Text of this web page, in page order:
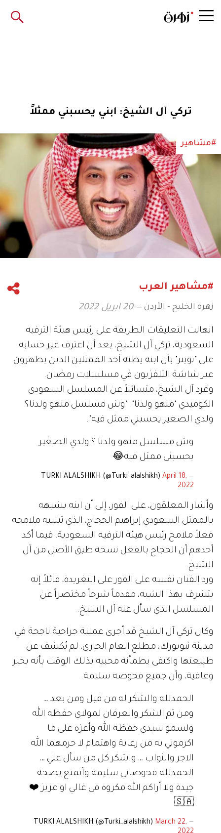
تركي آل الشيخ: ابني يحسبني ممثلاً
#مشاهير
#مشاهير العرب
زهرة الخليج - الأردن 20 ابريل 2022
انهالت التعليقات الطريفة على رئيس هيئة الترفيه
السعودية، تركي آل الشيخ، بعد أن اعترف عبر حسابه
على "تويتر" بأن ابنه يظنه أحد الممثلين الذين يظهرون
عبر شاشة التلفزيون في مسلسلات رمضان.
وغرد آل الشيخ، متسائلاً عن المسلسل السعودي
الكوميدي "منهو ولدنا": "وش مسلسل منهو ولدنا؟
ولدي الصغير يحسبني ممثل فيه".
وش مسلسل منهو ولدنا ؟ ولدي الصغير
يحسبني ممثل فيه😂
— TURKI ALALSHIKH (@Turki_alalshikh)
April 18,
2022
وأشار المعلقون، على الفور، إلى أن ابنه يشبهه
بالممثل السعودي إبراهيم الحجاج، الذي تشبه ملامحه
فعلاً ملامح رئيس هيئة الترفيه السعودية، فيما أكد
أحدهم أن الحجاج بالفعل نسخة طبق الأصل من آل
الشيخ.
ورد الفنان نفسه على الفور على التغريدة، قائلاً إنه
يتشرف بهذا الشبه، مقدماً شرحاً مختصراً عن
المسلسل الذي سأل عنه آل الشيخ.
وكان تركي آل الشيخ قد أجرى عملية جراحية ناجحة في
مدينة نيويورك، مطلع العام الجاري، لم يُكشف عن
طبيعتها واكتفى بطمأنة محبيه بذلك الوقت بأنه بخير
وعافية، وأن جميع فحوصه سليمة.
الحمدلله والشكر له من قبل ومن بعد …
ومن ثم الشكر والعرفان لمولاي حفظه الله
ولسمو سيدي حفظه الله وأعزه على ما
اكرموني به من رعاية واهتمام لا حرمهما الله
الاجر والثواب … واشكر كل من سأل عني …
الحمدلله فحوصاتي سليمة وأتمتع بصحة
جيدة ولا أراكم الله مكروه في غالي او عزيز ❤️
🇸🇦
— TURKI ALALSHIKH (@Turki_alalshikh)
March 22,